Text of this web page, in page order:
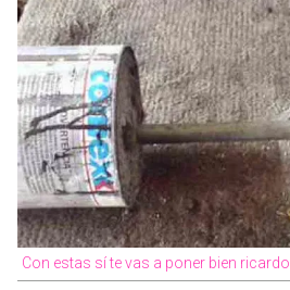
Con estas sí te vas a poner bien ricardo.